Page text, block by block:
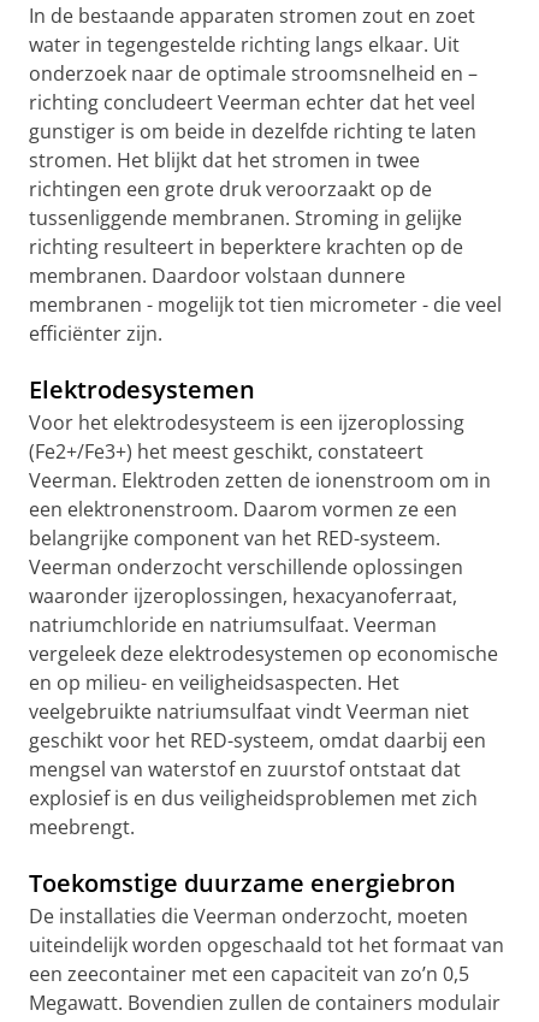
In de bestaande apparaten stromen zout en zoet
water in tegengestelde richting langs elkaar. Uit
onderzoek naar de optimale stroomsnelheid en –
richting concludeert Veerman echter dat het veel
gunstiger is om beide in dezelfde richting te laten
stromen. Het blijkt dat het stromen in twee
richtingen een grote druk veroorzaakt op de
tussenliggende membranen. Stroming in gelijke
richting resulteert in beperktere krachten op de
membranen. Daardoor volstaan dunnere
membranen - mogelijk tot tien micrometer - die veel
efficiënter zijn.
Elektrodesystemen
Voor het elektrodesysteem is een ijzeroplossing
(Fe2+/Fe3+) het meest geschikt, constateert
Veerman. Elektroden zetten de ionenstroom om in
een elektronenstroom. Daarom vormen ze een
belangrijke component van het RED-systeem.
Veerman onderzocht verschillende oplossingen
waaronder ijzeroplossingen, hexacyanoferraat,
natriumchloride en natriumsulfaat. Veerman
vergeleek deze elektrodesystemen op economische
en op milieu- en veiligheidsaspecten. Het
veelgebruikte natriumsulfaat vindt Veerman niet
geschikt voor het RED-systeem, omdat daarbij een
mengsel van waterstof en zuurstof ontstaat dat
explosief is en dus veiligheidsproblemen met zich
meebrengt.
Toekomstige duurzame energiebron
De installaties die Veerman onderzocht, moeten
uiteindelijk worden opgeschaald tot het formaat van
een zeecontainer met een capaciteit van zo’n 0,5
Megawatt. Bovendien zullen de containers modulair